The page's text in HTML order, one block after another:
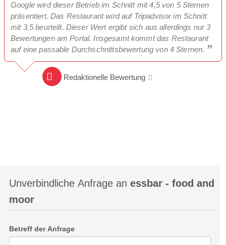
Google wird dieser Betrieb im Schnitt mit 4,5 von 5 Sternen
präsentiert. Das Restaurant wird auf Tripadvisor im Schnitt
mit 3,5 beurteilt. Dieser Wert ergibt sich aus allerdings nur 3
Bewertungen am Portal. Insgesamt kommt das Restaurant
auf eine passable Durchschnittsbewertung von 4 Sternen.
Redaktionelle Bewertung
Unverbindliche Anfrage an essbar - food and
moor
Betreff der Anfrage